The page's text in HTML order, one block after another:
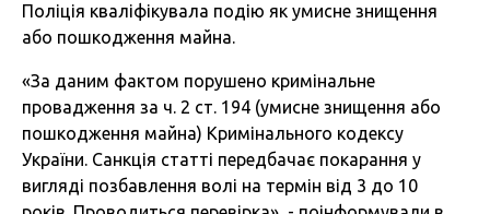
Поліція кваліфікувала подію як умисне знищення
або пошкодження майна.
«За даним фактом порушено кримінальне
провадження за ч. 2 ст. 194 (умисне знищення або
пошкодження майна) Кримінального кодексу
України. Санкція статті передбачає покарання у
вигляді позбавлення волі на термін від 3 до 10